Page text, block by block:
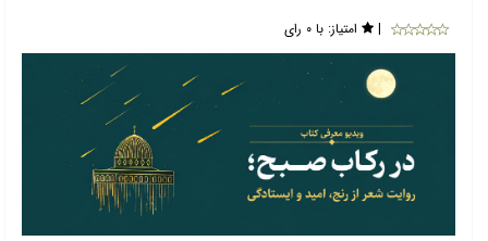
| امتیاز: با ۰ رای